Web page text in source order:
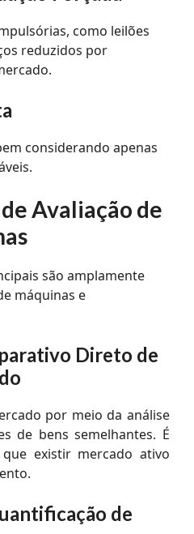
como leilões
reduzidos por
considerando apenas
Avaliação de
são amplamente
máquinas e
Direto de
por meio da análise
de bens semelhantes. É
existir mercado ativo
de